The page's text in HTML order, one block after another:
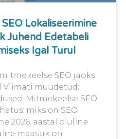
Lokaliseerimine
Juhend Edetabeli
Igal Turul
SEO jaoks
Viimati muudetud:
Mitmekeelse SEO
miks on SEO
2026. aastal oluline
maastik on